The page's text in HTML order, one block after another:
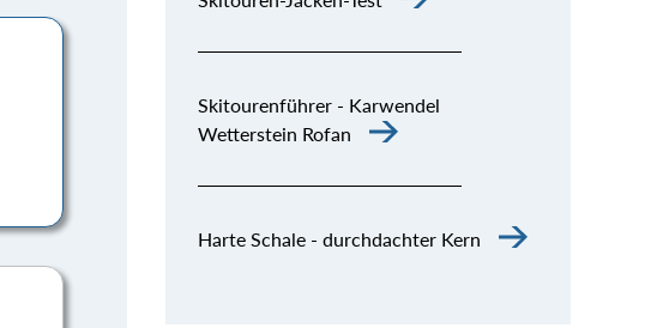
Skitourenführer - Karwendel
Wetterstein Rofan
Harte Schale - durchdachter Kern